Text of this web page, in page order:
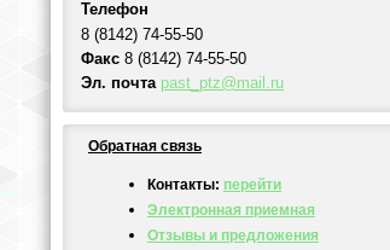
Телефон
8 (8142) 74-55-50
Факс 8 (8142) 74-55-50
Эл. почта past_ptz@mail.ru
Обратная связь
Контакты: перейти
Электронная приемная
Отзывы и предложения